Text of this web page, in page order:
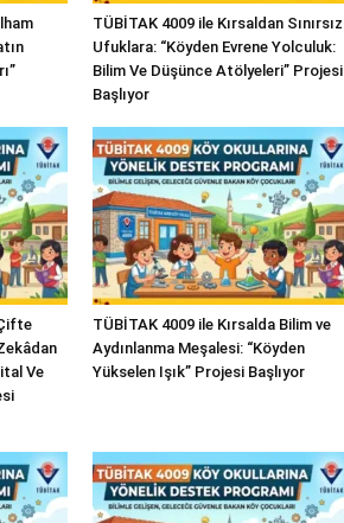
TÜBİTAK 4009 ile Kırsaldan Sınırsız
Ufuklara: “Köyden Evrene Yolculuk:
Bilim Ve Düşünce Atölyeleri” Projesi
Başlıyor
Ve
TÜBİTAK 4009 ile Kırsalda Bilim ve
Aydınlanma Meşalesi: “Köyden
Yükselen Işık” Projesi Başlıyor